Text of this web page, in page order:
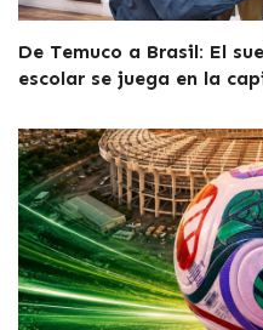
De Temuco a Brasil: El
escolar se juega en la